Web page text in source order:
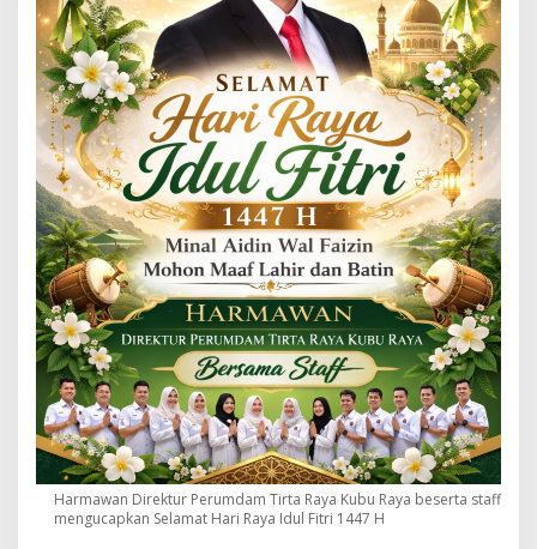
Harmawan Direktur Perumdam Tirta Raya Kubu Raya beserta staff
mengucapkan Selamat Hari Raya Idul Fitri 1447 H